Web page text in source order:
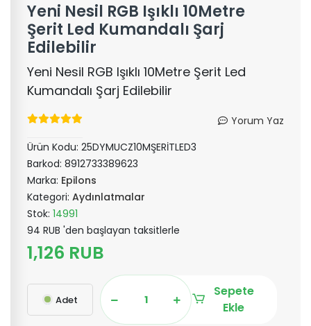
Yeni Nesil RGB Işıklı 10Metre
Şerit Led Kumandalı Şarj
Edilebilir
Yeni Nesil RGB Işıklı 10Metre Şerit Led
Kumandalı Şarj Edilebilir
Yorum Yaz
Ürün Kodu: 25DYMUCZ10MŞERİTLED3
Barkod: 8912733389623
Marka: Epilons
Kategori: Aydınlatmalar
Stok: 14991
94 RUB 'den başlayan taksitlerle
1,126 RUB
Adet
Sepete
Ekle